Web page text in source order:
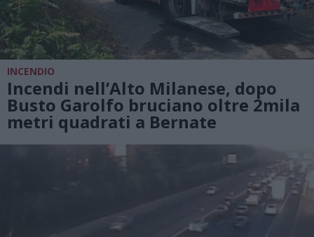
INCENDIO
Incendi nell’Alto Milanese, dopo
Busto Garolfo bruciano oltre 2mila
metri quadrati a Bernate